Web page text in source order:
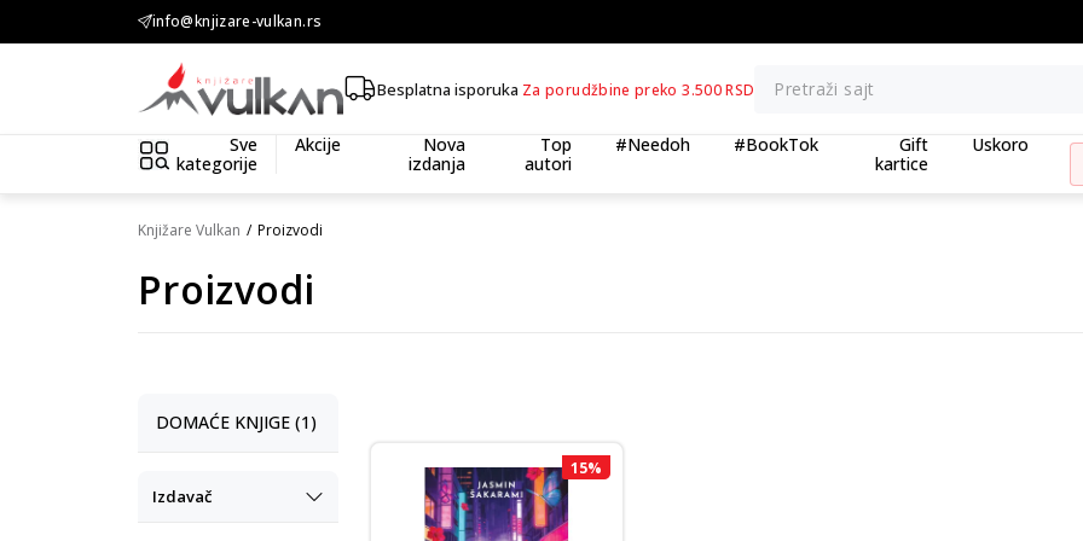
info@knjizare-vulkan.rs
KOLIČINSKI POPUST ::: Dodatnih 10% na tri kupljena artikla
Besplatna isporuka Za porudžbine preko 3.500 RSD Pretraži sajt
Sve
kategorije
Akcije
Nova
izdanja
Top
autori
#Needoh #BookTok
Gift
kartice
Uskoro
Knjižare Vulkan Proizvodi
Proizvodi
DOMAĆE KNJIGE (1)
Izdavač
15%